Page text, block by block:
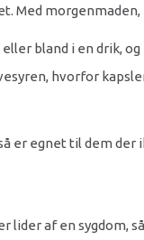
Med
bland i en drik,
hvorfor
er egnet til dem der
lider af en sygdom,